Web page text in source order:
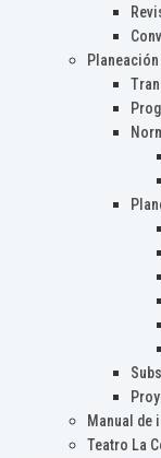
Manual de
Teatro La